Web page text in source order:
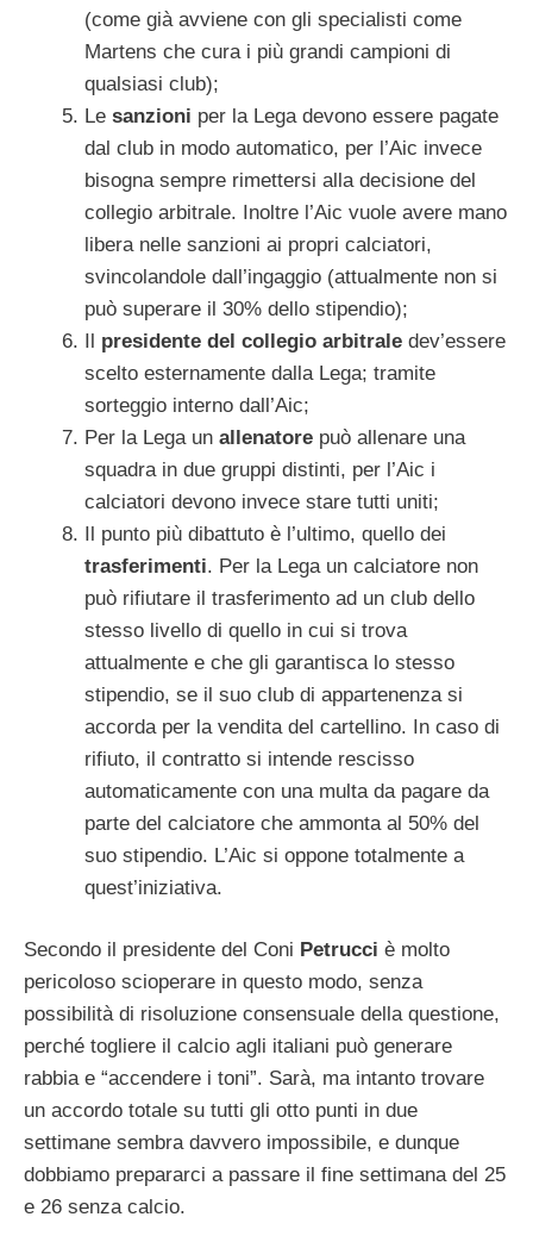
(come già avviene con gli specialisti come
Martens che cura i più grandi campioni di
qualsiasi club);
Le sanzioni per la Lega devono essere pagate
dal club in modo automatico, per l’Aic invece
bisogna sempre rimettersi alla decisione del
collegio arbitrale. Inoltre l’Aic vuole avere mano
libera nelle sanzioni ai propri calciatori,
svincolandole dall’ingaggio (attualmente non si
può superare il 30% dello stipendio);
Il presidente del collegio arbitrale dev’essere
scelto esternamente dalla Lega; tramite
sorteggio interno dall’Aic;
Per la Lega un allenatore può allenare una
squadra in due gruppi distinti, per l’Aic i
calciatori devono invece stare tutti uniti;
Il punto più dibattuto è l’ultimo, quello dei
trasferimenti. Per la Lega un calciatore non
può rifiutare il trasferimento ad un club dello
stesso livello di quello in cui si trova
attualmente e che gli garantisca lo stesso
stipendio, se il suo club di appartenenza si
accorda per la vendita del cartellino. In caso di
rifiuto, il contratto si intende rescisso
automaticamente con una multa da pagare da
parte del calciatore che ammonta al 50% del
suo stipendio. L’Aic si oppone totalmente a
quest’iniziativa.
Secondo il presidente del Coni Petrucci è molto
pericoloso scioperare in questo modo, senza
possibilità di risoluzione consensuale della questione,
perché togliere il calcio agli italiani può generare
rabbia e “accendere i toni”. Sarà, ma intanto trovare
un accordo totale su tutti gli otto punti in due
settimane sembra davvero impossibile, e dunque
dobbiamo prepararci a passare il fine settimana del 25
e 26 senza calcio.